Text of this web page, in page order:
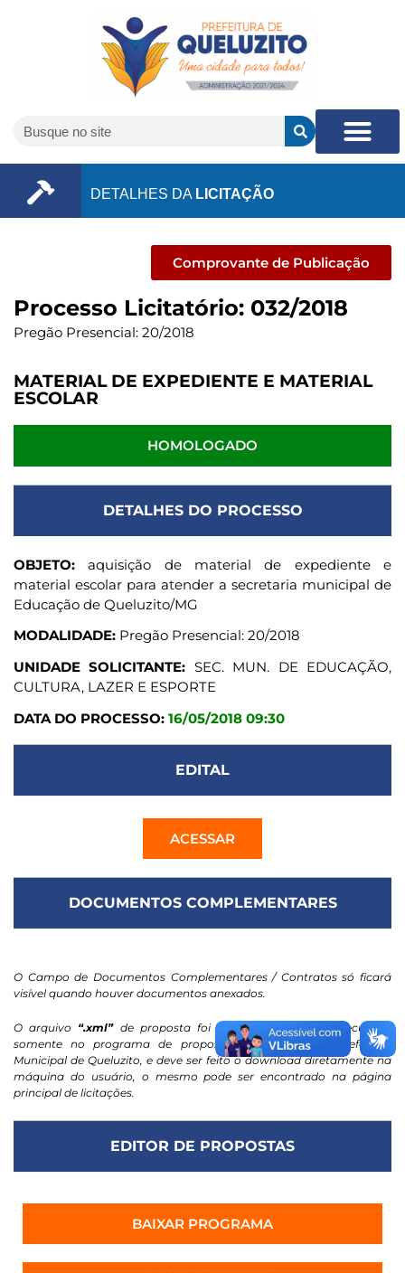
DETALHES DA LICITAÇÃO
Comprovante de Publicação
Processo Licitatório: 032/2018
Pregão Presencial: 20/2018
MATERIAL DE EXPEDIENTE E MATERIAL
ESCOLAR
HOMOLOGADO
DETALHES DO PROCESSO
OBJETO: aquisição de material de expediente e
material escolar para atender a secretaria municipal de
Educação de Queluzito/MG
MODALIDADE: Pregão Presencial: 20/2018
UNIDADE SOLICITANTE: SEC. MUN. DE EDUCAÇÃO,
CULTURA, LAZER E ESPORTE
DATA DO PROCESSO: 16/05/2018 09:30
EDITAL
ACESSAR
DOCUMENTOS COMPLEMENTARES
O Campo de Documentos Complementares / Contratos só ficará
visível quando houver documentos anexados.
O arquivo “.xml”de proposta foi projetado para ser executado
somente no programa de propostas eletrônicas da Prefeitura
Municipal de Queluzito, e deve ser feito o download diretamente na
máquina do usuário, o mesmo pode ser encontrado na página
principal de licitações.
EDITOR DE PROPOSTAS
BAIXAR PROGRAMA